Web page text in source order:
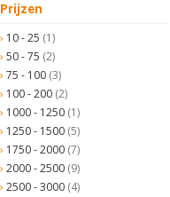
Prijzen
10 - 25 (1)
50 - 75 (2)
75 - 100 (3)
100 - 200 (2)
1000 - 1250 (1)
1250 - 1500 (5)
1750 - 2000 (7)
2000 - 2500 (9)
2500 - 3000 (4)